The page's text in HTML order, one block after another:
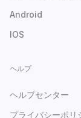
Android
IOS
ヘルプ
ヘルプセンター
プライバシーポリ